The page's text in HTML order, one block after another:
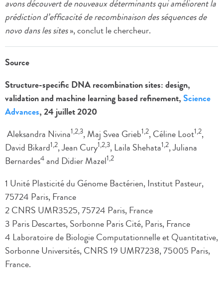
avons découvert de nouveaux déterminants qui améliorent la
prédiction d’efficacité de recombinaison des séquences de
novo dans les sites», conclut le chercheur.
Source
Structure-specific DNA recombination sites: design,
validation and machine learning based refinement,Science
Advances, 24 juillet 2020
Aleksandra Nivina1,2,3, Maj Svea Grieb1,2, Céline Loot1,2,
David Bikard1,2, Jean Cury1,2,3, Laila Shehata1,2, Juliana
Bernardes4 and Didier Mazel1,2
1 Unité Plasticité du Génome Bactérien, Institut Pasteur,
75724 Paris, France
2 CNRS UMR3525, 75724 Paris, France
3 Paris Descartes, Sorbonne Paris Cité, Paris, France
4 Laboratoire de Biologie Computationnelle et Quantitative,
Sorbonne Universités, CNRS 19 UMR7238, 75005 Paris,
France.